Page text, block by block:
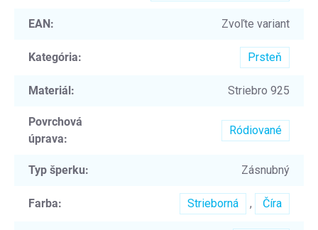
EAN: Zvoľte variant
Kategória: Prsteň
Materiál: Striebro 925
Povrchová
úprava:
Ródiované
Typ šperku: Zásnubný
Farba: Strieborná , Číra